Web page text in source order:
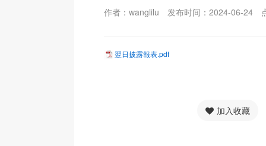
作者：wanglilu 发布时间：2024-06-24
翌日披露報表.pdf
加入收藏